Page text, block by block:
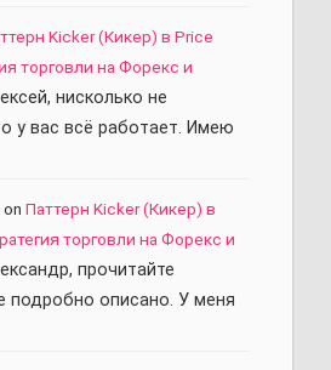
Kicker (Кикер) в Price
торговли на Форекс и
нисколько не
у вас всё работает. Имею
on Паттерн Kicker (Кикер) в
торговли на Форекс и
прочитайте
подробно описано. У меня